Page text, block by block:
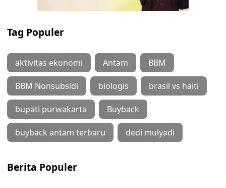
Tag Populer
aktivitas ekonomi Antam BBM
BBM Nonsubsidi biologis brasil vs haiti
bupati purwakarta Buyback
buyback antam terbaru dedi mulyadi
Berita Populer